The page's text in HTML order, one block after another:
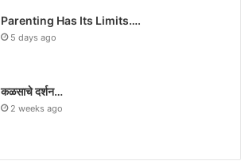
Parenting Has Its Limits….
5 days ago
कळसाचे दर्शन…
2 weeks ago